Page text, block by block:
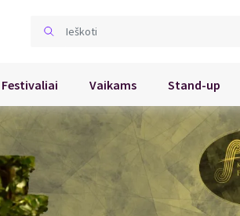
Festivaliai Vaikams Stand-up